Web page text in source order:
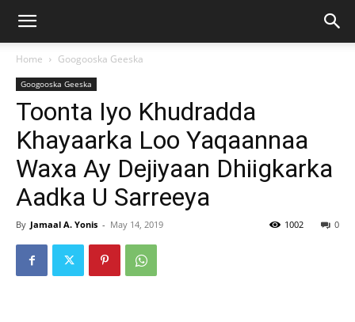
Home Googooska Geeska
Googooska Geeska
Toonta Iyo Khudradda
Khayaarka Loo Yaqaannaa
Waxa Ay Dejiyaan Dhiigkarka
Aadka U Sarreeya
By Jamaal A. Yonis - May 14, 2019 0
1002